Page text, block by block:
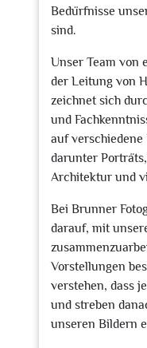
Bedürfnisse
sind.
Unser Team von
der Leitung von
zeichnet sich
und
auf verschiedene
darunter
Architektur und
Bei Brunner
darauf, mit
Vorstellungen
verstehen, dass
und streben
unseren Bildern